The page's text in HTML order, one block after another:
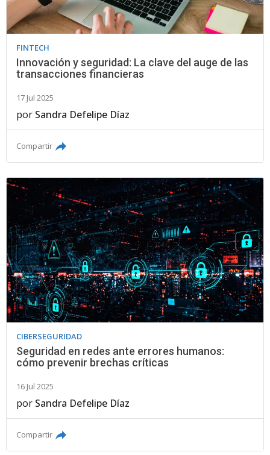
FINTECH
Innovación y seguridad: La clave del auge de las
transacciones financieras
17 Jul 2025
por Sandra Defelipe Díaz
Compartir
CIBERSEGURIDAD
Seguridad en redes ante errores humanos:
cómo prevenir brechas críticas
16 Jul 2025
por Sandra Defelipe Díaz
Compartir